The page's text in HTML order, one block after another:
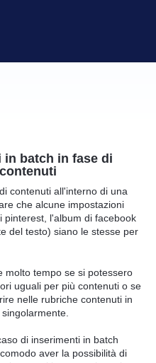
in batch in fase di
contenuti all'interno di una
che alcune impostazioni
pinterest, l'album di facebook
del testo) siano le stesse per
molto tempo se si potessero
uguali per più contenuti o se
nelle rubriche contenuti in
di inserimenti in batch
aver la possibilità di